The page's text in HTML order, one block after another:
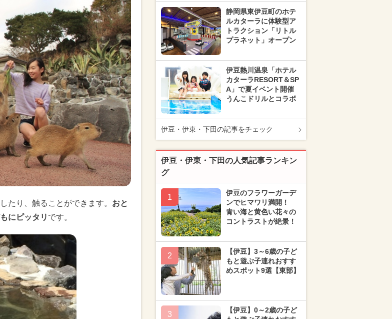
たり、触ることができます。 おと
にピッタリ です。
静岡県東伊豆町のホテ
ルカターラに体験型ア
トラクション「リトル
プラネット」オープン
伊豆熱川温泉「ホテル
カターラRESORT＆SP
A」で夏イベント開催
うんこドリルとコラボ
伊豆・伊東・下田の記事をチェック
伊豆・伊東・下田の人気記事ランキン
グ
1
伊豆のフラワーガーデ
ンでヒマワリ満開！
青い海と黄色い花々の
コントラストが絶景！
2
【伊豆】3～6歳の子ど
もと遊ぶ子連れおすす
めスポット9選【東部】
3
【伊豆】0～2歳の子ど